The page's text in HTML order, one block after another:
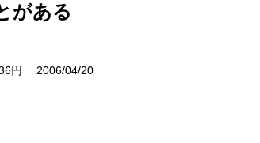
がある
円 2006/04/20